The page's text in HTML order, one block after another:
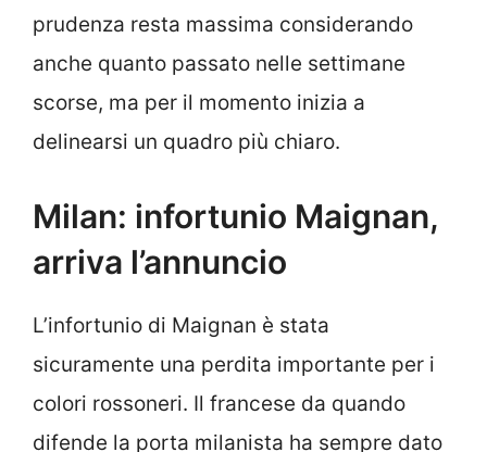
prudenza resta massima considerando
anche quanto passato nelle settimane
scorse, ma per il momento inizia a
delinearsi un quadro più chiaro.
Milan: infortunio Maignan,
arriva l’annuncio
L’infortunio di Maignan è stata
sicuramente una perdita importante per i
colori rossoneri. Il francese da quando
difende la porta milanista ha sempre dato